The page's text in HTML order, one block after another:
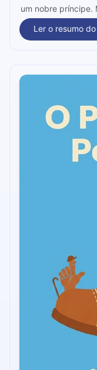
um nobre príncipe.
de humor,
destino pode ser
Ler o resumo